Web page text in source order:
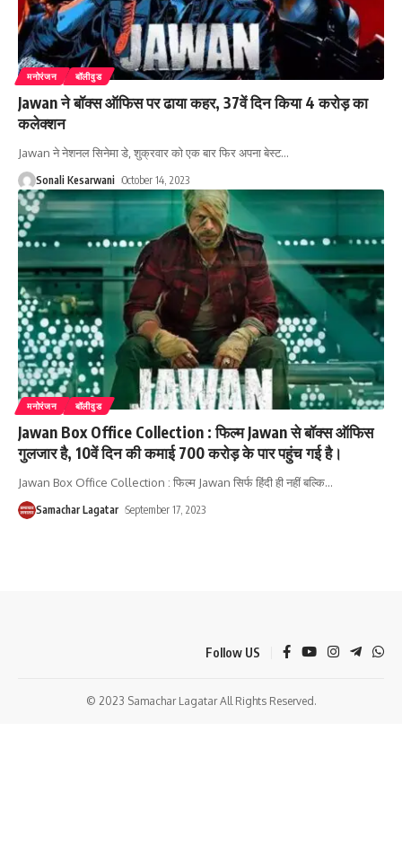
मनोरंजन बॉलीवुड
Jawan ने बॉक्स ऑफिस पर ढाया कहर, 37वें दिन किया 4 करोड़ का
कलेक्शन
Jawan ने नेशनल सिनेमा डे, शुक्रवार को एक बार फिर अपना बेस्ट…
Sonali Kesarwani October 14, 2023
मनोरंजन बॉलीवुड
Jawan Box Office Collection : फिल्म Jawan से बॉक्स ऑफिस
गुलजार है, 10वें दिन की कमाई 700 करोड़ के पार पहुंच गई है।
Jawan Box Office Collection : फिल्म Jawan सिर्फ हिंदी ही नहीं बल्कि…
Samachar Lagatar September 17, 2023
Follow US
© 2023 Samachar Lagatar All Rights Reserved.